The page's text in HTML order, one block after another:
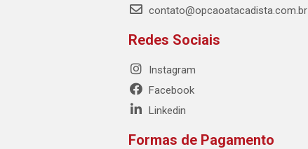
contato@opcaoatacadista.com.br
Redes Sociais
Instagram
Facebook
Linkedin
Formas de Pagamento